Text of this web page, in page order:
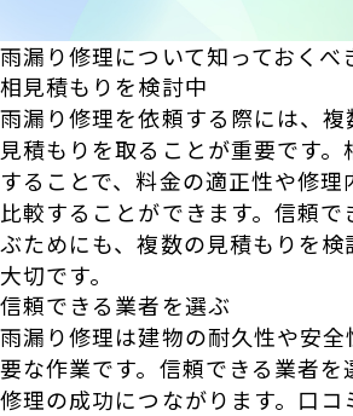
雨漏り修理について知っておくべ
相見積もりを検討中
雨漏り修理を依頼する際には、複
見積もりを取ることが重要です。
することで、料金の適正性や修理
比較することができます。信頼で
ぶためにも、複数の見積もりを
大切です。
信頼できる業者を選ぶ
雨漏り修理は建物の耐久性や安
要な作業です。信頼できる業者を
修理の成功につながります。口コ